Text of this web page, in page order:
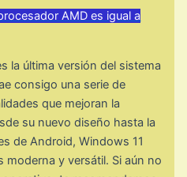
AMD es igual a
la última versión del sistema
consigo una serie de
que mejoran la
su nuevo diseño hasta la
de Android, Windows 11
moderna y versátil. Si aún no